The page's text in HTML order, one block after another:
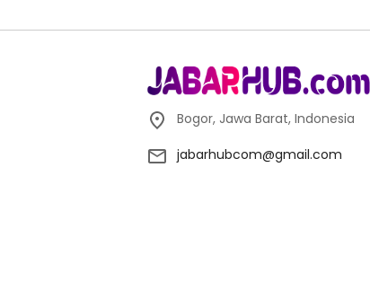
Bogor, Jawa Barat, Indonesia
jabarhubcom@gmail.com